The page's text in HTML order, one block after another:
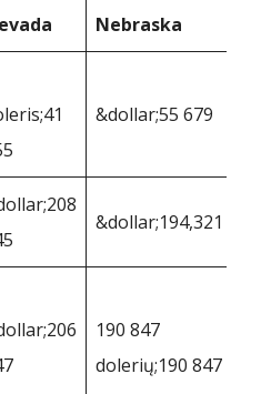
Nebraska
&dollar;55 679
&dollar;194,321
190 847
dolerių;190 847